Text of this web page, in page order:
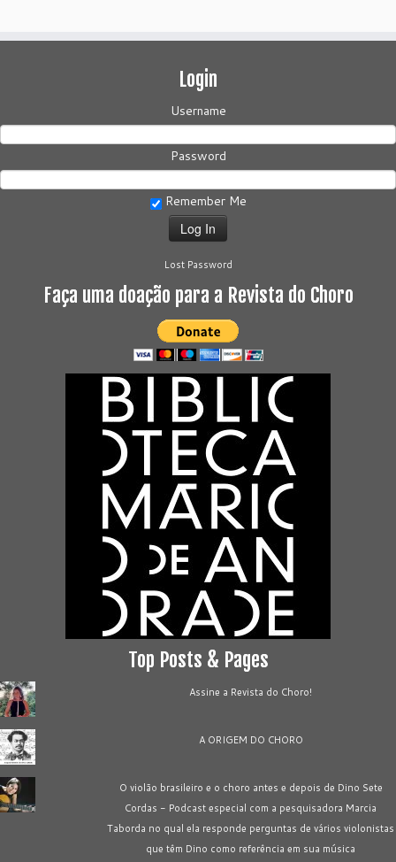
Login
Username
Password
Remember Me
Lost Password
Faça uma doação para a Revista do Choro
Top Posts & Pages
Assine a Revista do Choro!
A ORIGEM DO CHORO
O violão brasileiro e o choro antes e depois de Dino Sete
Cordas - Podcast especial com a pesquisadora Marcia
Taborda no qual ela responde perguntas de vários violonistas
que têm Dino como referência em sua música